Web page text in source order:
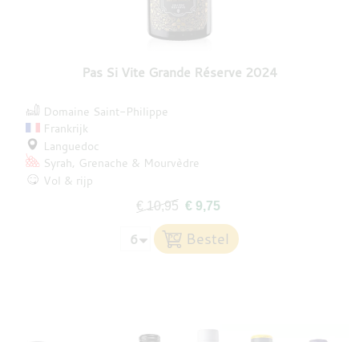
Pas Si Vite Grande Réserve 2024
Domaine Saint-Philippe
Frankrijk
Languedoc
Syrah Grenache
Mourvèdre
Vol & rijp
€ 10,95 € 9,75